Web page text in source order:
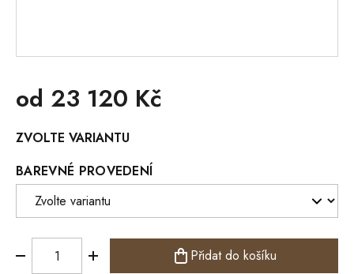
od 23 120 Kč
cena:
ZVOLTE VARIANTU
BAREVNÉ PROVEDENÍ
Přidat do košíku